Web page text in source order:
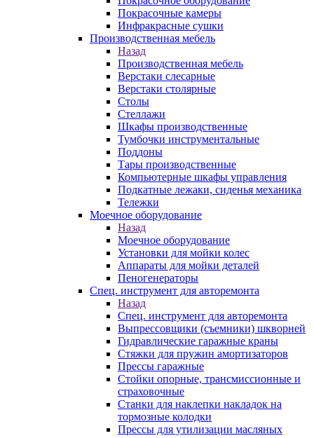
Покрасочные камеры
Инфракрасные сушки
Производственная мебель
Назад
Производственная мебель
Верстаки слесарные
Верстаки столярные
Столы
Стеллажи
Шкафы производственные
Тумбочки инструментальные
Поддоны
Тары производственные
Компьютерные шкафы управления
Подкатные лежаки, сиденья механика
Тележки
Моечное оборудование
Назад
Моечное оборудование
Установки для мойки колес
Аппараты для мойки деталей
Пеногенераторы
Спец. инструмент для авторемонта
Назад
Спец. инструмент для авторемонта
Выпрессовщики (съемники) шкворней
Гидравлические гаражные краны
Стяжки для пружин амортизаторов
Прессы гаражные
Стойки опорные, трансмиссионные и
страховочные
Станки для наклепки накладок на
тормозные колодки
Прессы для утилизации масляных